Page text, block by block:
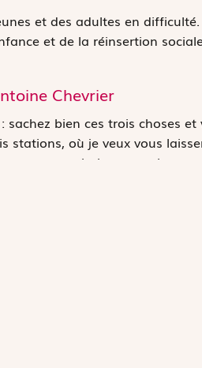
et des adultes en
et de la réinsertion
Chevrier
bien ces trois choses
stations, où je veux vous
vous puissiez en parler